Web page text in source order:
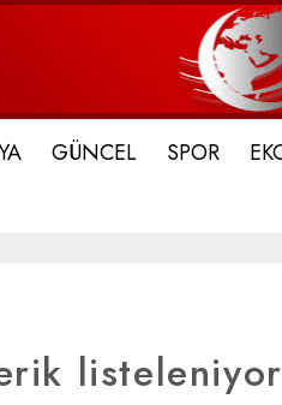
GÜNCEL SPOR
listeleniyor